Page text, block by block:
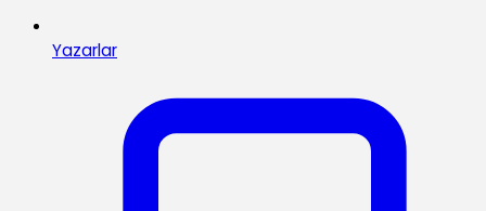
Yazarlar